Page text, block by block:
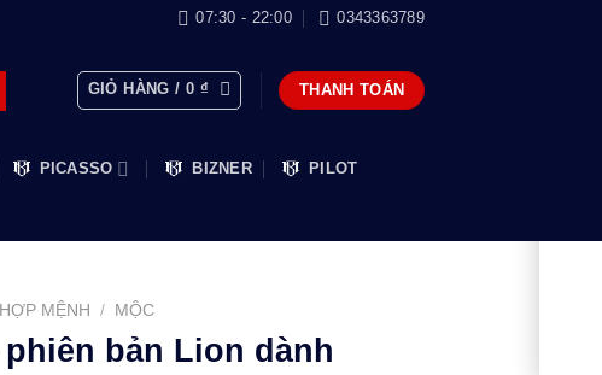
07:30 - 22:00 0343363789
GIỎ HÀNG / 0 ₫ THANH TOÁN
PICASSO BIZNER PILOT
MỆNH / MỘC
bản Lion dành